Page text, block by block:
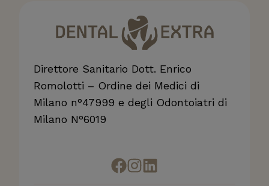
Direttore Sanitario Dott. Enrico
Romolotti – Ordine dei Medici di
Milano n°47999 e degli Odontoiatri di
Milano N°6019